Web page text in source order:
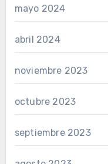
mayo 2024
abril 2024
noviembre 2023
octubre 2023
septiembre 2023